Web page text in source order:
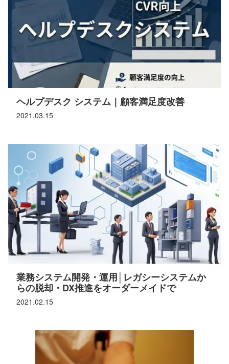
2021.03.15
ヘルプデスク システム｜顧客満足度改善
2021.02.15
業務システム開発・運用│レガシーシステムか
らの脱却・DX推進をオーダーメイドで